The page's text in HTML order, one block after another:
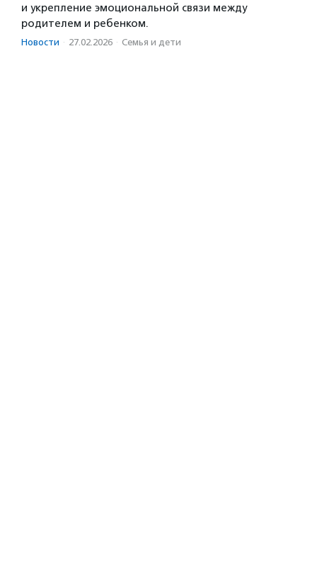
и укрепление эмоциональной связи между
родителем и ребенком.
Новости · 27.02.2026 · Семья и дети